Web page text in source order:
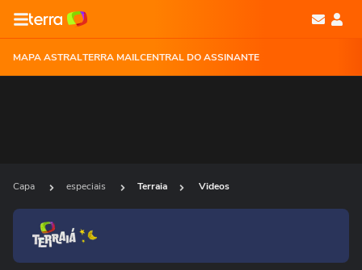
MAPA ASTRALTERRA MAILCENTRAL DO ASSINANTE
Capa especiais Terraia Videos